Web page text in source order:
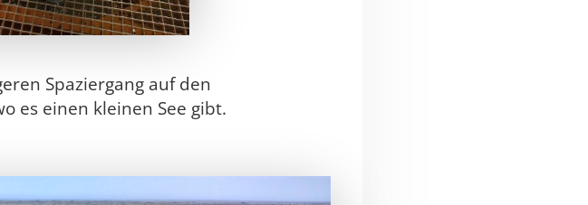
Spaziergang auf den
es einen kleinen See gibt.